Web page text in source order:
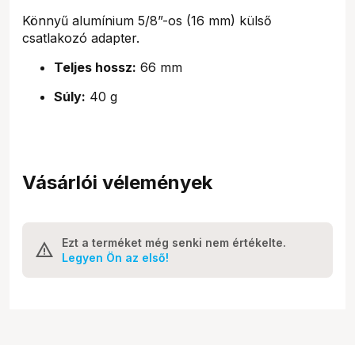
Könnyű alumínium 5/8”-os (16 mm) külső
csatlakozó adapter.
Teljes hossz: 66 mm
Súly: 40 g
Vásárlói vélemények
Ezt a terméket még senki nem értékelte.
Legyen Ön az első!